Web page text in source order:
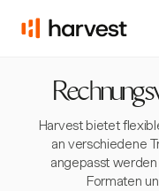
Harvest bietet
an verschiedene
angepasst
Formaten